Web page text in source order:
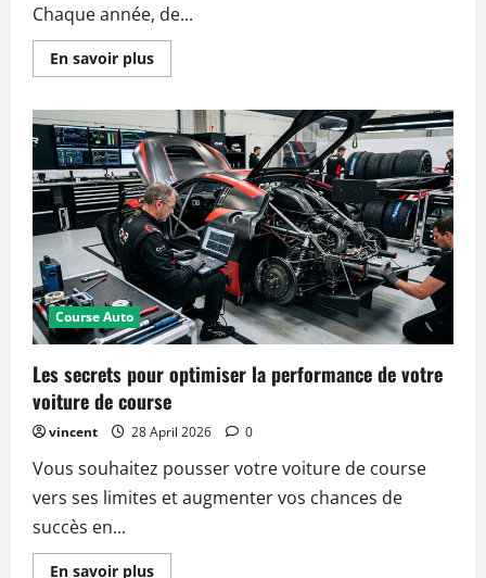
Chaque année, de...
En savoir plusRead
more
tendances
technologiques
qui
transforment
le
sport
automobile
en
2026
Course Auto
Les secrets pour optimiser la performance de votre
voiture de course
vincent 28 April 2026 0
Vous souhaitez pousser votre voiture de course
vers ses limites et augmenter vos chances de
succès en...
En savoir plusRead